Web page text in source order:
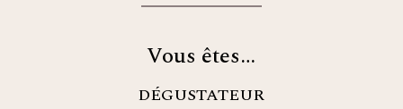
Vous êtes…
DÉGUSTATEUR